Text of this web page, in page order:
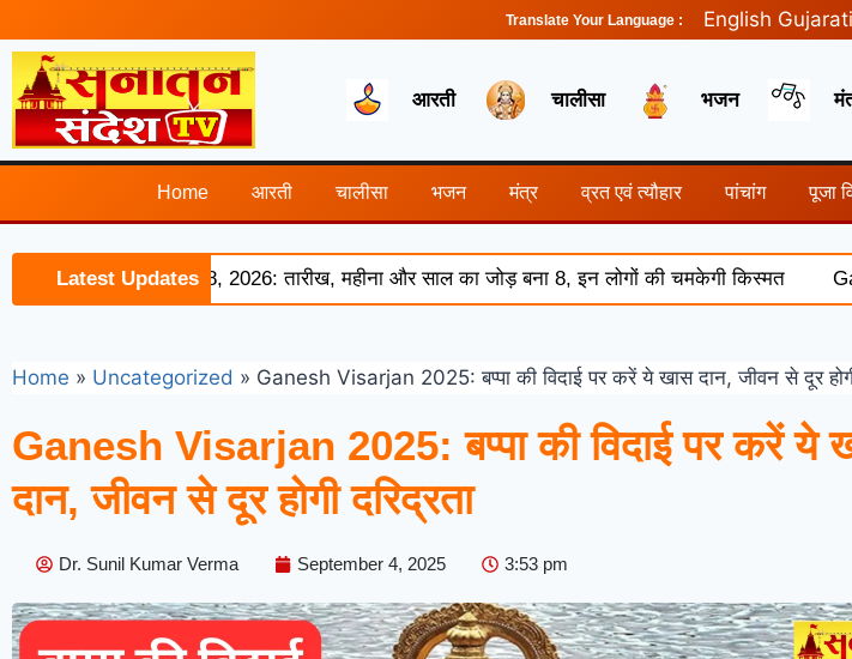
Translate Your Language : English Gujarati
आरती चालीसा भजन
Home आरती चालीसा भजन मंत्र व्रत एवं त्यौहार पांचांग पूजा
Latest Updates
of August 8, 2026: तारीख, महीना और साल का जोड़ बना 8, इन लोगों की चमकेगी किस्मत Garud
Home » Uncategorized » Ganesh Visarjan 2025: बप्पा की विदाई पर करें ये खास दान, जीवन से दूर
Ganesh Visarjan 2025: बप्पा की विदाई पर करें ये
दान, जीवन से दूर होगी दरिद्रता
Dr. Sunil Kumar Verma September 4, 2025 3:53 pm